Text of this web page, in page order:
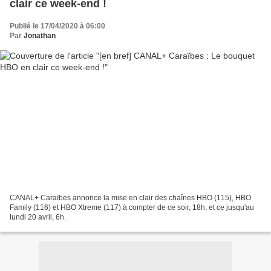
clair ce week-end !
Publié le 17/04/2020 à 06:00
Par Jonathan
CANAL+ Caraïbes annonce la mise en clair des chaînes HBO (115), HBO
Family (116) et HBO Xtreme (117) à compter de ce soir, 18h, et ce jusqu'au
lundi 20 avril, 6h.